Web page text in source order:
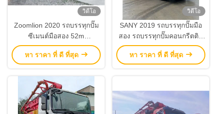
วิดีโอ
Zoomlion 2020 รถบรรทุกปั๊ม
ซีเมนต์มือสอง 52m
ZLJ5353THBBE พร้อมเซสซี่
เบนซ์
หา ราคา ที่ ดี ที่สุด
วิดีโอ
SANY 2019 รถบรรทุกปั๊มมือ
สอง รถบรรทุกปั๊มคอนกรีตติด
ตั้ง 52 เมตร
หา ราคา ที่ ดี ที่สุด